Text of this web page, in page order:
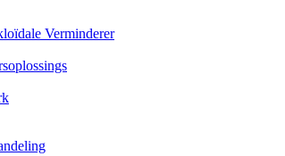
Verminderer